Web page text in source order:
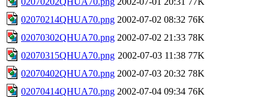
02070214QHUA70.png 2002-07-02 08:32 76K
02070302QHUA70.png 2002-07-02 21:33 78K
02070315QHUA70.png 2002-07-03 11:38 77K
02070402QHUA70.png 2002-07-03 20:32 78K
02070414QHUA70.png 2002-07-04 09:34 76K